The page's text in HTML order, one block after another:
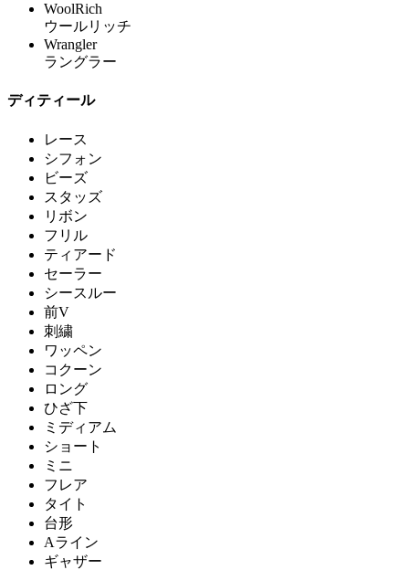
WoolRich
ウールリッチ
Wrangler
ラングラー
ディティール
レース
シフォン
ビーズ
スタッズ
リボン
フリル
ティアード
セーラー
シースルー
前V
刺繍
ワッペン
コクーン
ロング
ひざ下
ミディアム
ショート
ミニ
フレア
タイト
台形
Aライン
ギャザー